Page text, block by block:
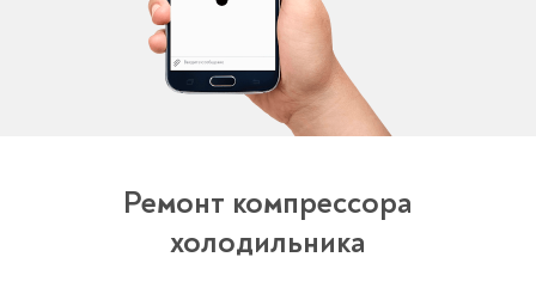
Ремонт компрессора
холодильника